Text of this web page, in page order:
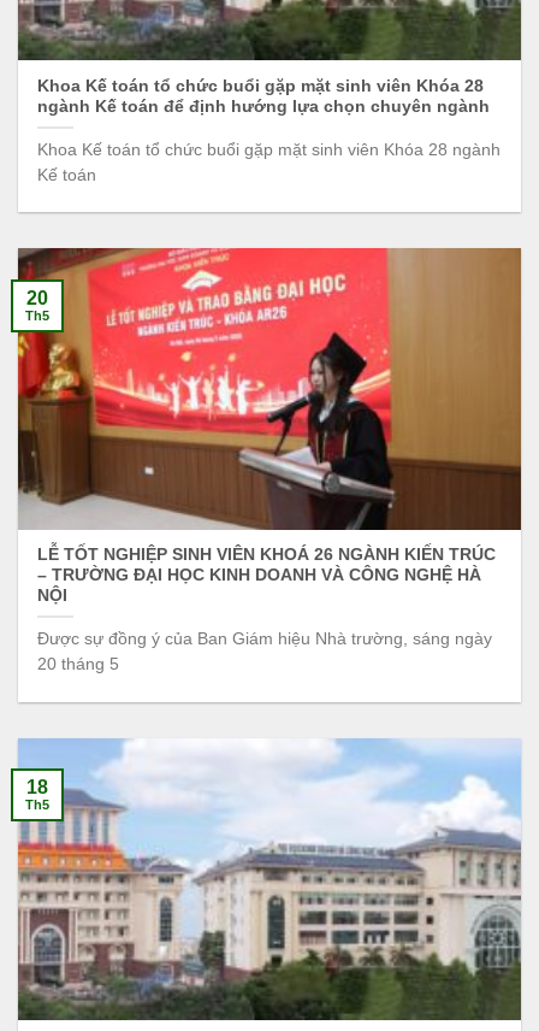
Khoa Kế toán tổ chức buổi gặp mặt sinh viên Khóa 28
ngành Kế toán để định hướng lựa chọn chuyên ngành
Khoa Kế toán tổ chức buổi gặp mặt sinh viên Khóa 28 ngành
Kế toán
LỄ TỐT NGHIỆP SINH VIÊN KHOÁ 26 NGÀNH KIẾN TRÚC
– TRƯỜNG ĐẠI HỌC KINH DOANH VÀ CÔNG NGHỆ HÀ
NỘI
Được sự đồng ý của Ban Giám hiệu Nhà trường, sáng ngày
20 tháng 5
20
Th5
18
Th5